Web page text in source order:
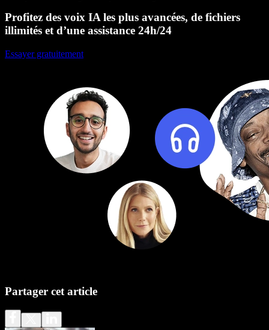
Profitez des voix IA les plus avancées, de fichiers
illimités et d’une assistance 24h/24
Essayer gratuitement
Partager cet article